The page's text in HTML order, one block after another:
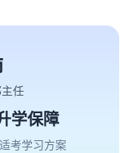
任
学保障
考学习方案